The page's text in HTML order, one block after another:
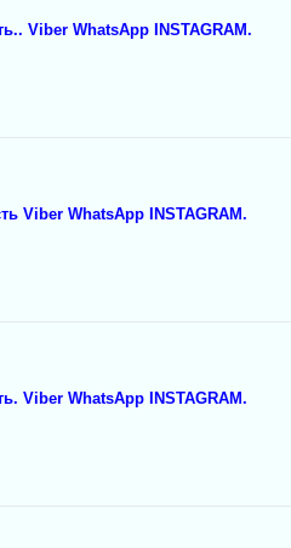
Viber WhatsApp INSTAGRAM.
Viber WhatsApp INSTAGRAM.
Viber WhatsApp INSTAGRAM.